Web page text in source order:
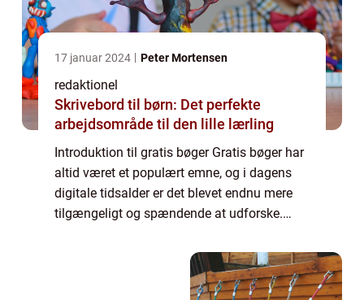
17 januar 2024 Peter Mortensen
redaktionel
Skrivebord til børn: Det perfekte
arbejdsområde til den lille lærling
Introduktion til gratis bøger Gratis bøger har
altid været et populært emne, og i dagens
digitale tidsalder er det blevet endnu mere
tilgængeligt og spændende at udforske.
studerende eller simpelthen elsker at ud...